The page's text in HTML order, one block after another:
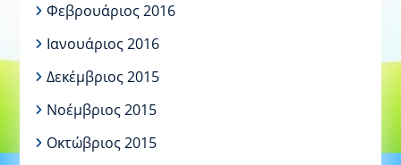
Φεβρουάριος 2016
Ιανουάριος 2016
Δεκέμβριος 2015
Νοέμβριος 2015
Οκτώβριος 2015